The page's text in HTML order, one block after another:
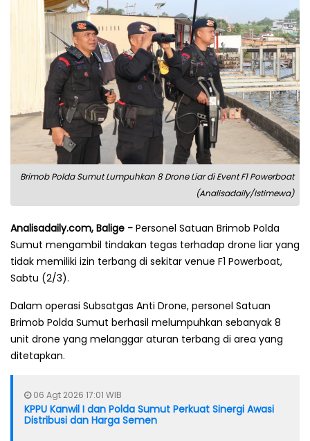
Brimob Polda Sumut Lumpuhkan 8 Drone Liar di Event F1 Powerboat
(Analisadaily/Istimewa)
Analisadaily.com, Balige - Personel Satuan Brimob Polda
Sumut mengambil tindakan tegas terhadap drone liar yang
tidak memiliki izin terbang di sekitar venue F1 Powerboat,
Sabtu (2/3).
Dalam operasi Subsatgas Anti Drone, personel Satuan
Brimob Polda Sumut berhasil melumpuhkan sebanyak 8
unit drone yang melanggar aturan terbang di area yang
ditetapkan.
06 Agt 2026 17:01 WIB
KPPU Kanwil I dan Polda Sumut Perkuat Sinergi Awasi
Distribusi dan Harga Semen